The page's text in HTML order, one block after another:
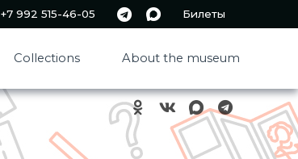
+7 992 515-46-05 Билеты
Collections About the museum